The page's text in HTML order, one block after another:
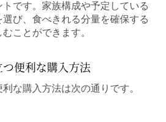
トです。家族構成や予定している
選び、食べきれる分量を確保する
ことができます。
便利な購入方法
な購入方法は次の通りです。